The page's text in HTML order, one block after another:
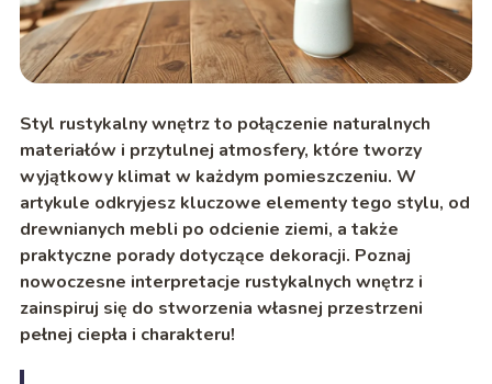
Styl rustykalny wnętrz to połączenie naturalnych
materiałów i przytulnej atmosfery, które tworzy
wyjątkowy klimat w każdym pomieszczeniu. W
artykule odkryjesz kluczowe elementy tego stylu, od
drewnianych mebli po odcienie ziemi, a także
praktyczne porady dotyczące dekoracji. Poznaj
nowoczesne interpretacje rustykalnych wnętrz i
zainspiruj się do stworzenia własnej przestrzeni
pełnej ciepła i charakteru!